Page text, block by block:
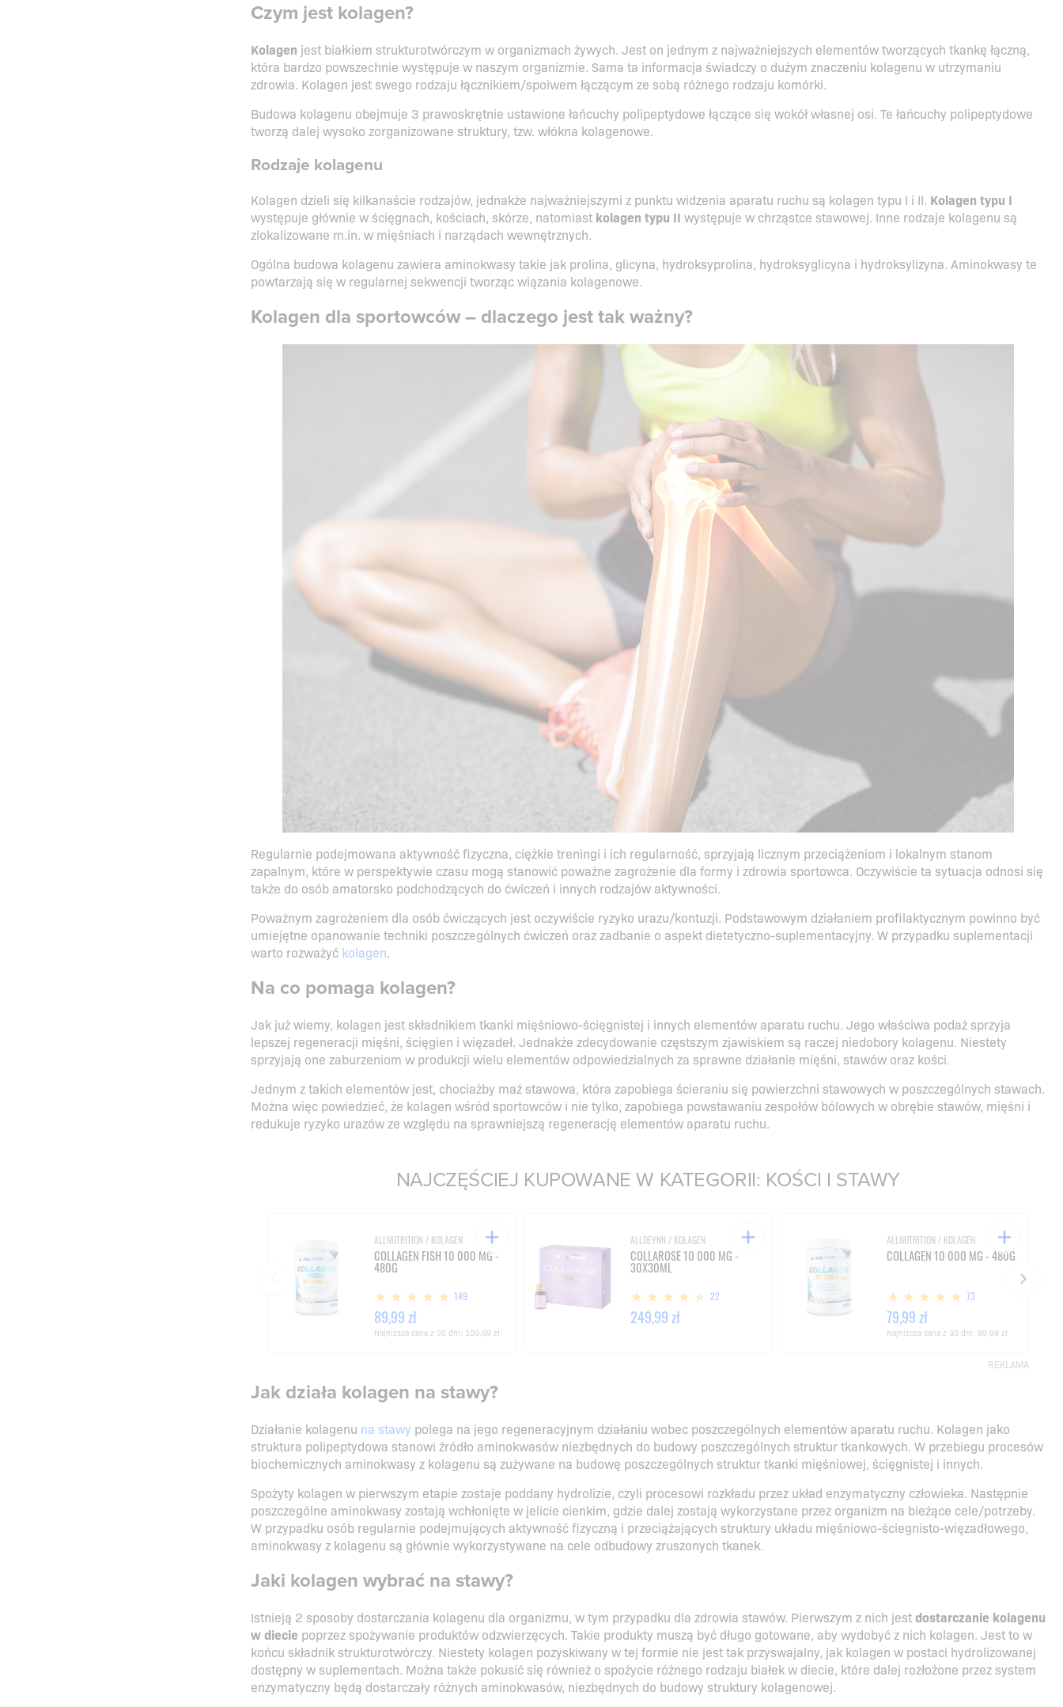
Czym jest kolagen?
Kolagen jest białkiem strukturotwórczym w organizmach żywych. Jest on jednym z najważniejszych elementów tworzących tkankę łączną,
która bardzo powszechnie występuje w naszym organizmie. Sama ta informacja świadczy o dużym znaczeniu kolagenu w utrzymaniu
zdrowia. Kolagen jest swego rodzaju łącznikiem/spoiwem łączącym ze sobą różnego rodzaju komórki.
Budowa kolagenu obejmuje 3 prawoskrętnie ustawione łańcuchy polipeptydowe łączące się wokół własnej osi. Te łańcuchy polipeptydowe
tworzą dalej wysoko zorganizowane struktury, tzw. włókna kolagenowe.
Rodzaje kolagenu
Kolagen dzieli się kilkanaście rodzajów, jednakże najważniejszymi z punktu widzenia aparatu ruchu są kolagen typu I i II. Kolagen typu I
występuje głównie w ścięgnach, kościach, skórze, natomiast kolagen typu II występuje w chrząstce stawowej. Inne rodzaje kolagenu są
zlokalizowane m.in. w mięśniach i narządach wewnętrznych.
Ogólna budowa kolagenu zawiera aminokwasy takie jak prolina, glicyna, hydroksyprolina, hydroksyglicyna i hydroksylizyna. Aminokwasy te
powtarzają się w regularnej sekwencji tworząc wiązania kolagenowe.
Kolagen dla sportowców – dlaczego jest tak ważny?
Regularnie podejmowana aktywność fizyczna, ciężkie treningi i ich regularność, sprzyjają licznym przeciążeniom i lokalnym stanom
zapalnym, które w perspektywie czasu mogą stanowić poważne zagrożenie dla formy i zdrowia sportowca. Oczywiście ta sytuacja odnosi się
także do osób amatorsko podchodzących do ćwiczeń i innych rodzajów aktywności.
Poważnym zagrożeniem dla osób ćwiczących jest oczywiście ryzyko urazu/kontuzji. Podstawowym działaniem profilaktycznym powinno być
umiejętne opanowanie techniki poszczególnych ćwiczeń oraz zadbanie o aspekt dietetyczno-suplementacyjny. W przypadku suplementacji
warto rozważyć kolagen.
Na co pomaga kolagen?
Jak już wiemy, kolagen jest składnikiem tkanki mięśniowo-ścięgnistej i innych elementów aparatu ruchu. Jego właściwa podaż sprzyja
lepszej regeneracji mięśni, ścięgien i więzadeł. Jednakże zdecydowanie częstszym zjawiskiem są raczej niedobory kolagenu. Niestety
sprzyjają one zaburzeniom w produkcji wielu elementów odpowiedzialnych za sprawne działanie mięśni, stawów oraz kości.
Jednym z takich elementów jest, chociażby maź stawowa, która zapobiega ścieraniu się powierzchni stawowych w poszczególnych stawach.
Można więc powiedzieć, że kolagen wśród sportowców i nie tylko, zapobiega powstawaniu zespołów bólowych w obrębie stawów, mięśni i
redukuje ryzyko urazów ze względu na sprawniejszą regenerację elementów aparatu ruchu.
NAJCZĘŚCIEJ KUPOWANE W KATEGORII: KOŚCI I STAWY
ALLNUTRITION / KOLAGEN
COLLAGEN FISH 10 000 MG -
480G
149
89,99 zł
Najniższa cena z 30 dni: 109,99 zł
ALLDEYNN / KOLAGEN
COLLAROSE 10 000 MG -
30X30ML
22
249,99 zł
ALLNUTRITION / KOLAGEN
COLLAGEN 10 000 MG - 480G
73
79,99 zł
Najniższa cena z 30 dni: 89,99 zł
REKLAMA
Jak działa kolagen na stawy?
Działanie kolagenu na stawy polega na jego regeneracyjnym działaniu wobec poszczególnych elementów aparatu ruchu. Kolagen jako
struktura polipeptydowa stanowi źródło aminokwasów niezbędnych do budowy poszczególnych struktur tkankowych. W przebiegu procesów
biochemicznych aminokwasy z kolagenu są zużywane na budowę poszczególnych struktur tkanki mięśniowej, ścięgnistej i innych.
Spożyty kolagen w pierwszym etapie zostaje poddany hydrolizie, czyli procesowi rozkładu przez układ enzymatyczny człowieka. Następnie
poszczególne aminokwasy zostają wchłonięte w jelicie cienkim, gdzie dalej zostają wykorzystane przez organizm na bieżące cele/potrzeby.
W przypadku osób regularnie podejmujących aktywność fizyczną i przeciążających struktury układu mięśniowo-ściegnisto-więzadłowego,
aminokwasy z kolagenu są głównie wykorzystywane na cele odbudowy zruszonych tkanek.
Jaki kolagen wybrać na stawy?
Istnieją 2 sposoby dostarczania kolagenu dla organizmu, w tym przypadku dla zdrowia stawów. Pierwszym z nich jest dostarczanie kolagenu
w diecie poprzez spożywanie produktów odzwierzęcych. Takie produkty muszą być długo gotowane, aby wydobyć z nich kolagen. Jest to w
końcu składnik strukturotwórczy. Niestety kolagen pozyskiwany w tej formie nie jest tak przyswajalny, jak kolagen w postaci hydrolizowanej
dostępny w suplementach. Można także pokusić się również o spożycie różnego rodzaju białek w diecie, które dalej rozłożone przez system
enzymatyczny będą dostarczały różnych aminokwasów, niezbędnych do budowy struktury kolagenowej.